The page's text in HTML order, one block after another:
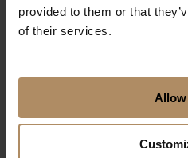
provided to them or that
of their services.
Allow
Grand Hotell Egersund er et
jubileum. Hotellet har
kvalitet i alle ledd og har
Konferanselokalene er